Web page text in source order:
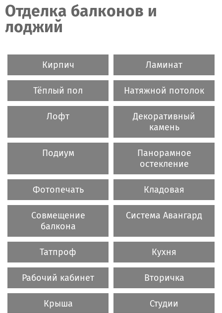
Отделка балконов и
лоджий
Кирпич Ламинат
Тёплый пол Натяжной потолок
Лофт
Декоративный
камень
Подиум
Панорамное
остекление
Фотопечать Кладовая
Совмещение
балкона
Система Авангард
Татпроф Кухня
Рабочий кабинет Вторичка
Крыша Студии